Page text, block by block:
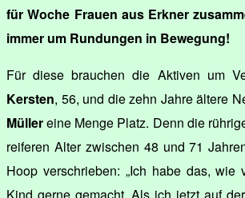
für Woche Frauen aus Erkner
immer um Rundungen in Bewegung!
Für diese brauchen die Aktiven um
Kersten, 56, und die zehn Jahre ältere
Müllereine Menge Platz. Denn die
reiferen Alter zwischen 48 und 71
Hoop verschrieben: „Ich habe das, wie
Kind gerne gemacht. Als ich jetzt auf